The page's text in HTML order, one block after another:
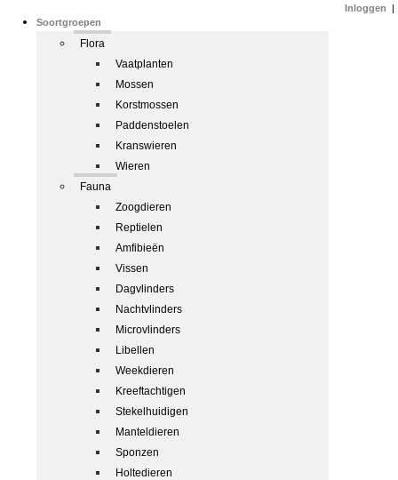
Soortgroepen
Flora
Vaatplanten
Mossen
Korstmossen
Paddenstoelen
Kranswieren
Wieren
Fauna
Zoogdieren
Reptielen
Amfibieën
Vissen
Dagvlinders
Nachtvlinders
Microvlinders
Libellen
Weekdieren
Kreeftachtigen
Stekelhuidigen
Manteldieren
Sponzen
Holtedieren
Inloggen |